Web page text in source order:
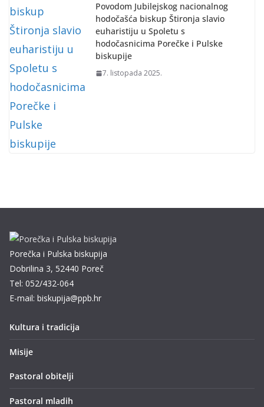
Povodom Jubilejskog nacionalnog
hodočašća biskup Štironja slavio
euharistiju u Spoletu s
hodočasnicima Porečke i Pulske
biskupije
7. listopada 2025.
Porečka i Pulska biskupija
Dobrilina 3, 52440 Poreč
Tel: 052/432-064
E-mail: biskupija@ppb.hr
Kultura i tradicija
Misije
Pastoral obitelji
Pastoral mladih